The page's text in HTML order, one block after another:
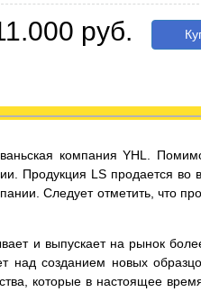
руб.
компания YHL.
Продукция LS продается
Следует отметить, что
и выпускает на рынок
созданием новых
которые в настоящее